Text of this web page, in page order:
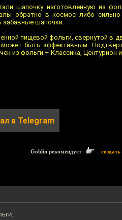
шапочку изготовленную из
обратно в космос либо
забавные шапочки.
пищевой фольги, свернутой в
быть эффективным.
из фольги – Классика, Центурион
в Telegram
Goblin рекомендует создать